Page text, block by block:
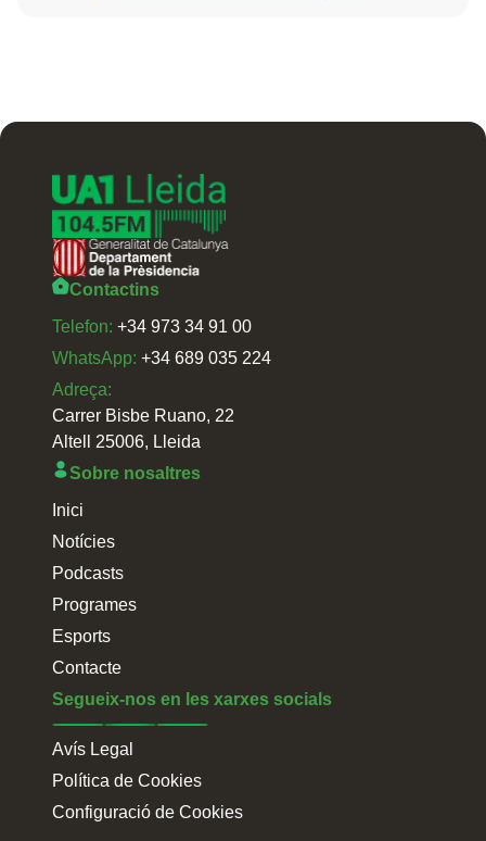
Contactins
Telefon: +34 973 34 91 00
WhatsApp: +34 689 035 224
Adreça:
Carrer Bisbe Ruano, 22
Altell 25006, Lleida
Sobre nosaltres
Inici
Notícies
Podcasts
Programes
Esports
Contacte
Segueix-nos en les xarxes socials
Avís Legal
Política de Cookies
Configuració de Cookies